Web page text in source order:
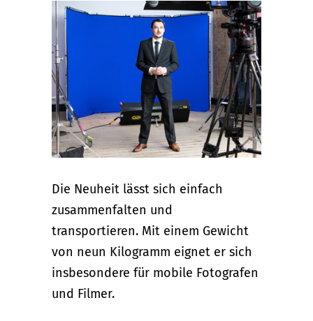
Die Neuheit lässt sich einfach
zusammenfalten und
transportieren. Mit einem Gewicht
von neun Kilogramm eignet er sich
insbesondere für mobile Fotografen
und Filmer.